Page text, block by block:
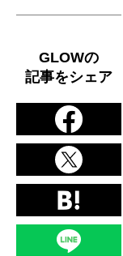
GLOWの
記事をシェア